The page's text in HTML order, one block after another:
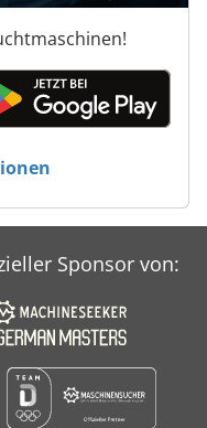
Sponsor von: